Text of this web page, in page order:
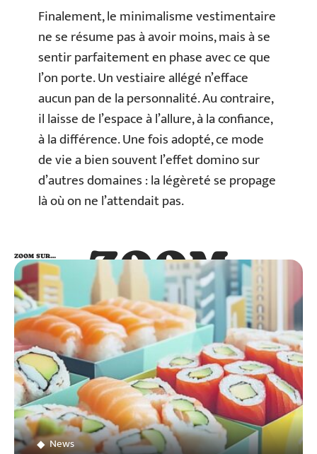
Finalement, le minimalisme vestimentaire
ne se résume pas à avoir moins, mais à se
sentir parfaitement en phase avec ce que
l’on porte. Un vestiaire allégé n’efface
aucun pan de la personnalité. Au contraire,
il laisse de l’espace à l’allure, à la confiance,
à la différence. Une fois adopté, ce mode
de vie a bien souvent l’effet domino sur
d’autres domaines : la légèreté se propage
là où on ne l’attendait pas.
ZOOM
SUR…
ZOOM SUR…
News